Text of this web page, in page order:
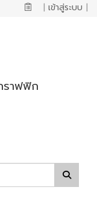
| เข้าสู่ระบบ |
ราฟฟิก